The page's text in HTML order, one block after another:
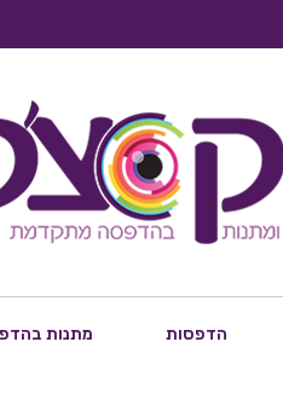
הדפסות מתנות